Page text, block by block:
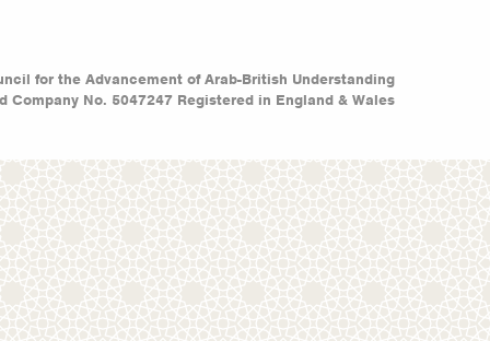
for the Advancement of Arab-British Understanding
Company No. 5047247 Registered in England & Wales